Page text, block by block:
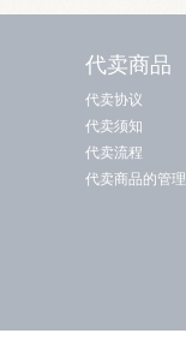
代卖商品
代卖协议
代卖须知
代卖流程
代卖商品的管理